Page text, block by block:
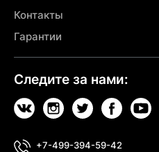
Контакты
Гарантии
Следите за нами:
+7-499-394-59-42